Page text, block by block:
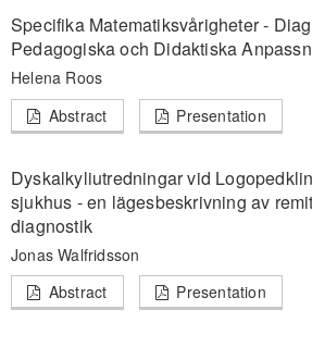
Specifika Matematiksvårigheter -
Pedagogiska och Didaktiska
Helena Roos
Abstract
Presentation
Dyskalkyliutredningar vid
sjukhus - en lägesbeskrivning av
diagnostik
Jonas Walfridsson
Abstract
Presentation